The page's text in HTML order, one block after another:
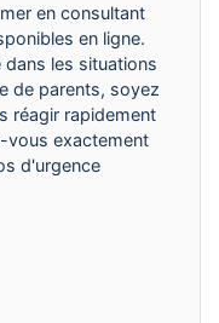
en consultant
en ligne.
les situations
de parents, soyez
réagir rapidement
vous exactement
d'urgence